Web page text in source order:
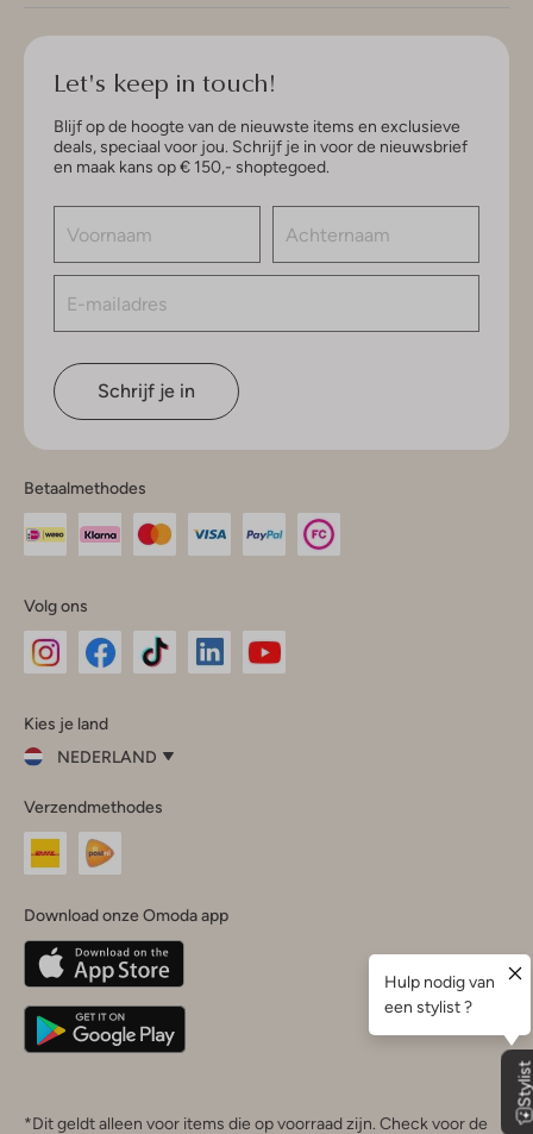
Let's keep in touch!
Blijf op de hoogte van de nieuwste items en exclusieve
deals, speciaal voor jou. Schrijf je in voor de nieuwsbrief
en maak kans op € 150,- shoptegoed.
Schrijf je in
Betaalmethodes
Volg ons
InstagramFacebook
Kies je land
NEDERLAND
je
land
Nederland
Belgique(Français)
Deutschland
Verzendmethodes
Download onze Omoda app
*Dit geldt alleen voor items die op voorraad zijn. Check voor de